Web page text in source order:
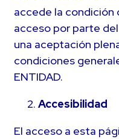
accede la condición
acceso por parte
una aceptación
condiciones
ENTIDAD.
Accesibilidad
El acceso a esta